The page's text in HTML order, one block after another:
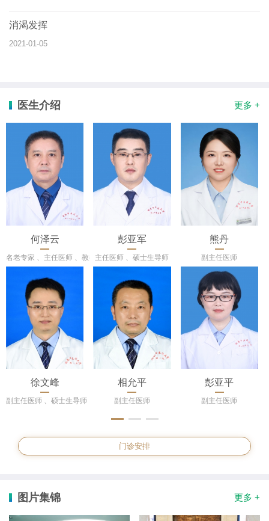
消渴发挥
2021-01-05
医生介绍 更多 +
何泽云
名老专家 、主任医师 、教授 、博士生导师
彭亚军
主任医师 、硕士生导师
熊丹
副主任医师
徐文峰
副主任医师 、硕士生导师
相允平
副主任医师
彭亚平
副主任医师
门诊安排
图片集锦 更多 +